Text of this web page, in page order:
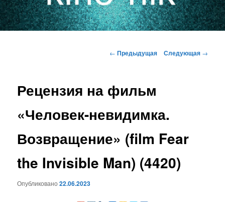
основному
Навигация
← Предыдущая Следующая →
Рецензия на фильм
«Человек-невидимка.
Возвращение» (film Fear
the Invisible Man) (4420)
Опубликовано22.06.2023